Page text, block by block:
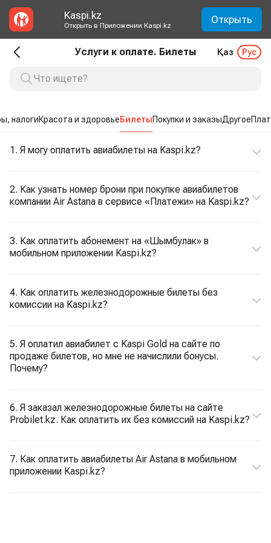
Kaspi.kz
Открыть в Приложении Kaspi.kz Открыть
Услуги к оплате. Билеты Қаз Рус
налогиКрасота и здоровьеБилетыПокупки и заказыДругое
1. Я могу оплатить авиабилеты на Kaspi.kz?
2. Как узнать номер брони при покупке авиабилетов
компании Air Astana в сервисе «Платежи» на Kaspi.kz?
3. Как оплатить абонемент на «Шымбулак» в
мобильном приложении Kaspi.kz?
4. Как оплатить железнодорожные билеты без
комиссии на Kaspi.kz?
5. Я оплатил авиабилет с Kaspi Gold на сайте по
продаже билетов, но мне не начислили бонусы.
Почему?
6. Я заказал железнодорожные билеты на сайте
Probilet.kz. Как оплатить их без комиссий на Kaspi.kz?
7. Как оплатить авиабилеты Air Astana в мобильном
приложении Kaspi.kz?